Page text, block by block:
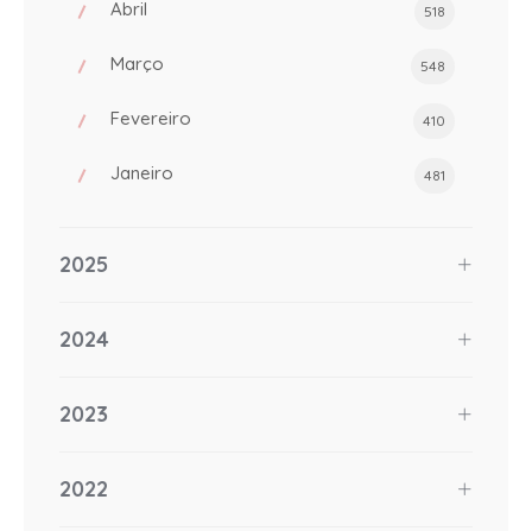
Abril 518
Março 548
Fevereiro 410
Janeiro 481
2025
2024
2023
2022